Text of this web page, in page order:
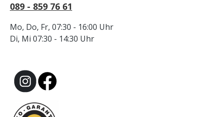
089 - 859 76 61
Mo, Do, Fr, 07:30 - 16:00 Uhr
Di, Mi 07:30 - 14:30 Uhr